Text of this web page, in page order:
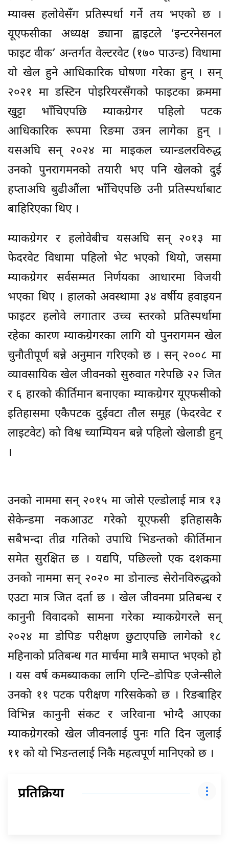
म्याक्स हलोवेसँग प्रतिस्पर्धा गर्ने तय भएको छ ।
यूएफसीका अध्यक्ष ड्याना ह्वाइटले ‘इन्टरनेसनल
फाइट वीक’ अन्तर्गत वेल्टरवेट (१७० पाउन्ड) विधामा
यो खेल हुने आधिकारिक घोषणा गरेका हुन् । सन्
२०२१ मा डस्टिन पोइरियरसँगको फाइटका क्रममा
खुट्टा भाँचिएपछि म्याकग्रेगर पहिलो पटक
आधिकारिक रूपमा रिङमा उत्रन लागेका हुन् ।
यसअघि सन् २०२४ मा माइकल च्यान्डलरविरुद्ध
उनको पुनरागमनको तयारी भए पनि खेलको दुई
हप्ताअघि बुढीऔंला भाँचिएपछि उनी प्रतिस्पर्धाबाट
बाहिरिएका थिए ।
म्याकग्रेगर र हलोवेबीच यसअघि सन् २०१३ मा
फेदरवेट विधामा पहिलो भेट भएको थियो, जसमा
म्याकग्रेगर सर्वसम्मत निर्णयका आधारमा विजयी
भएका थिए । हालको अवस्थामा ३४ वर्षीय हवाइयन
फाइटर हलोवे लगातार उच्च स्तरको प्रतिस्पर्धामा
रहेका कारण म्याकग्रेगरका लागि यो पुनरागमन खेल
चुनौतीपूर्ण बन्ने अनुमान गरिएको छ । सन् २००८ मा
व्यावसायिक खेल जीवनको सुरुवात गरेपछि २२ जित
र ६ हारको कीर्तिमान बनाएका म्याकग्रेगर यूएफसीको
इतिहासमा एकैपटक दुईवटा तौल समूह (फेदरवेट र
लाइटवेट) को विश्व च्याम्पियन बन्ने पहिलो खेलाडी हुन्
।
उनको नाममा सन् २०१५ मा जोसे एल्डोलाई मात्र १३
सेकेन्डमा नकआउट गरेको यूएफसी इतिहासकै
सबैभन्दा तीव्र गतिको उपाधि भिडन्तको कीर्तिमान
समेत सुरक्षित छ । यद्यपि, पछिल्लो एक दशकमा
उनको नाममा सन् २०२० मा डोनाल्ड सेरोनविरुद्धको
एउटा मात्र जित दर्ता छ । खेल जीवनमा प्रतिबन्ध र
कानुनी विवादको सामना गरेका म्याकग्रेगरले सन्
२०२४ मा डोपिङ परीक्षण छुटाएपछि लागेको १८
महिनाको प्रतिबन्ध गत मार्चमा मात्रै समाप्त भएको हो
। यस वर्ष कमब्याकका लागि एन्टि–डोपिङ एजेन्सीले
उनको ११ पटक परीक्षण गरिसकेको छ । रिङबाहिर
विभिन्न कानुनी संकट र जरिवाना भोग्दै आएका
म्याकग्रेगरको खेल जीवनलाई पुनः गति दिन जुलाई
११ को यो भिडन्तलाई निकै महत्वपूर्ण मानिएको छ ।
प्रतिक्रिया